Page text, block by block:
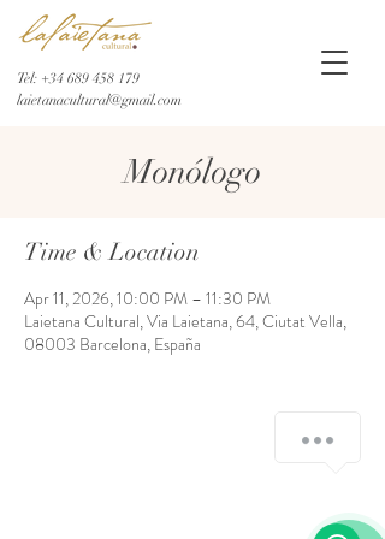
Tel: +34 689 458 179
laietanacultural@gmail.com
Monólogo
Time & Location
Apr 11, 2026, 10:00 PM – 11:30 PM
Laietana Cultural, Via Laietana, 64, Ciutat Vella,
08003 Barcelona, España